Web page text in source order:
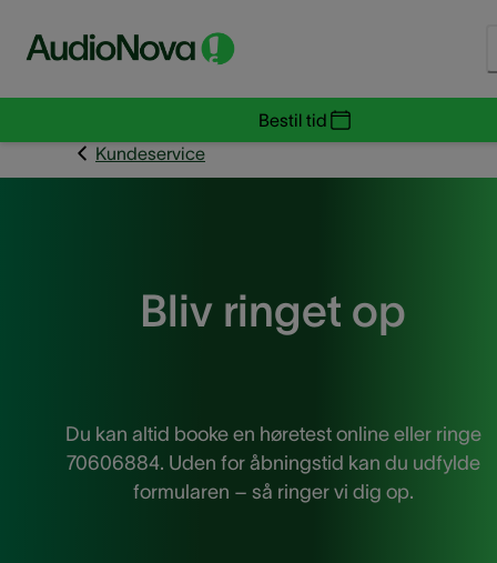
Bestil tid
Kundeservice
Bliv ringet op
Du kan altid booke en høretest online eller ringe
70606884. Uden for åbningstid kan du udfylde
formularen – så ringer vi dig op.